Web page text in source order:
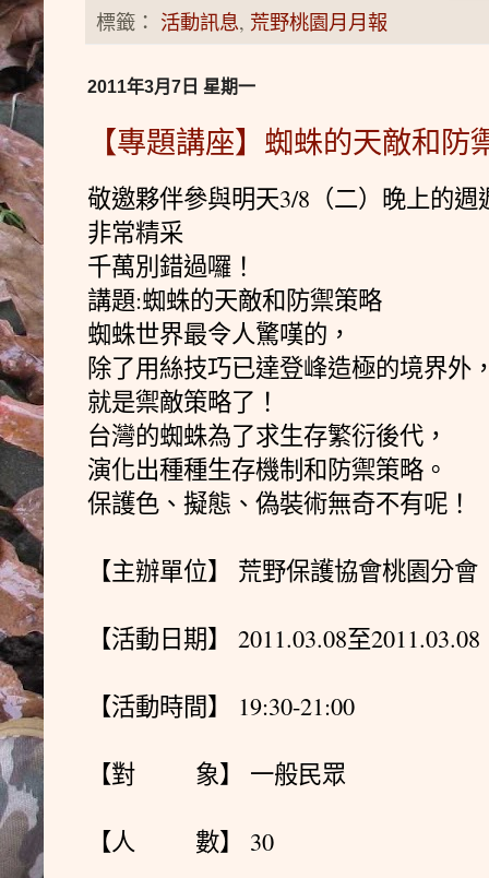
標籤： 活動訊息, 荒野桃園月月報
2011年3月7日 星期一
【專題講座】蜘蛛的天敵和防
敬邀夥伴參與明天3/8（二）晚上的週
非常精采
千萬別錯過囉！
講題:蜘蛛的天敵和防禦策略
蜘蛛世界最令人驚­嘆的，
除了用絲技巧已達登峰造極的境界外
就是禦敵策略了！
台灣的蜘蛛為了求生存繁衍­後代，
演化出種種生存機制和防禦策略。
保護色、擬態、偽裝術無奇不有呢！
【主辦單位】 荒野保護協會桃園分會
【活動日期】 2011.03.08至2011.03.08
【活動時間】 19:30-21:00
【對 象】 一般民眾
【人 數】 30